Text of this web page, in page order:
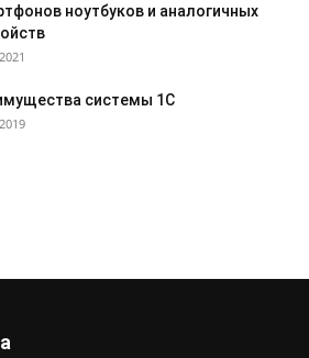
ноутбуков и аналогичных
системы 1С